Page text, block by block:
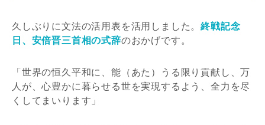
久しぶりに文法の活用表を活用しました。終戦記念
日、安倍晋三首相の式辞のおかげです。
「世界の恒久平和に、能（あた）うる限り貢献し、万
人が、心豊かに暮らせる世を実現するよう、全力を尽
くしてまいります」